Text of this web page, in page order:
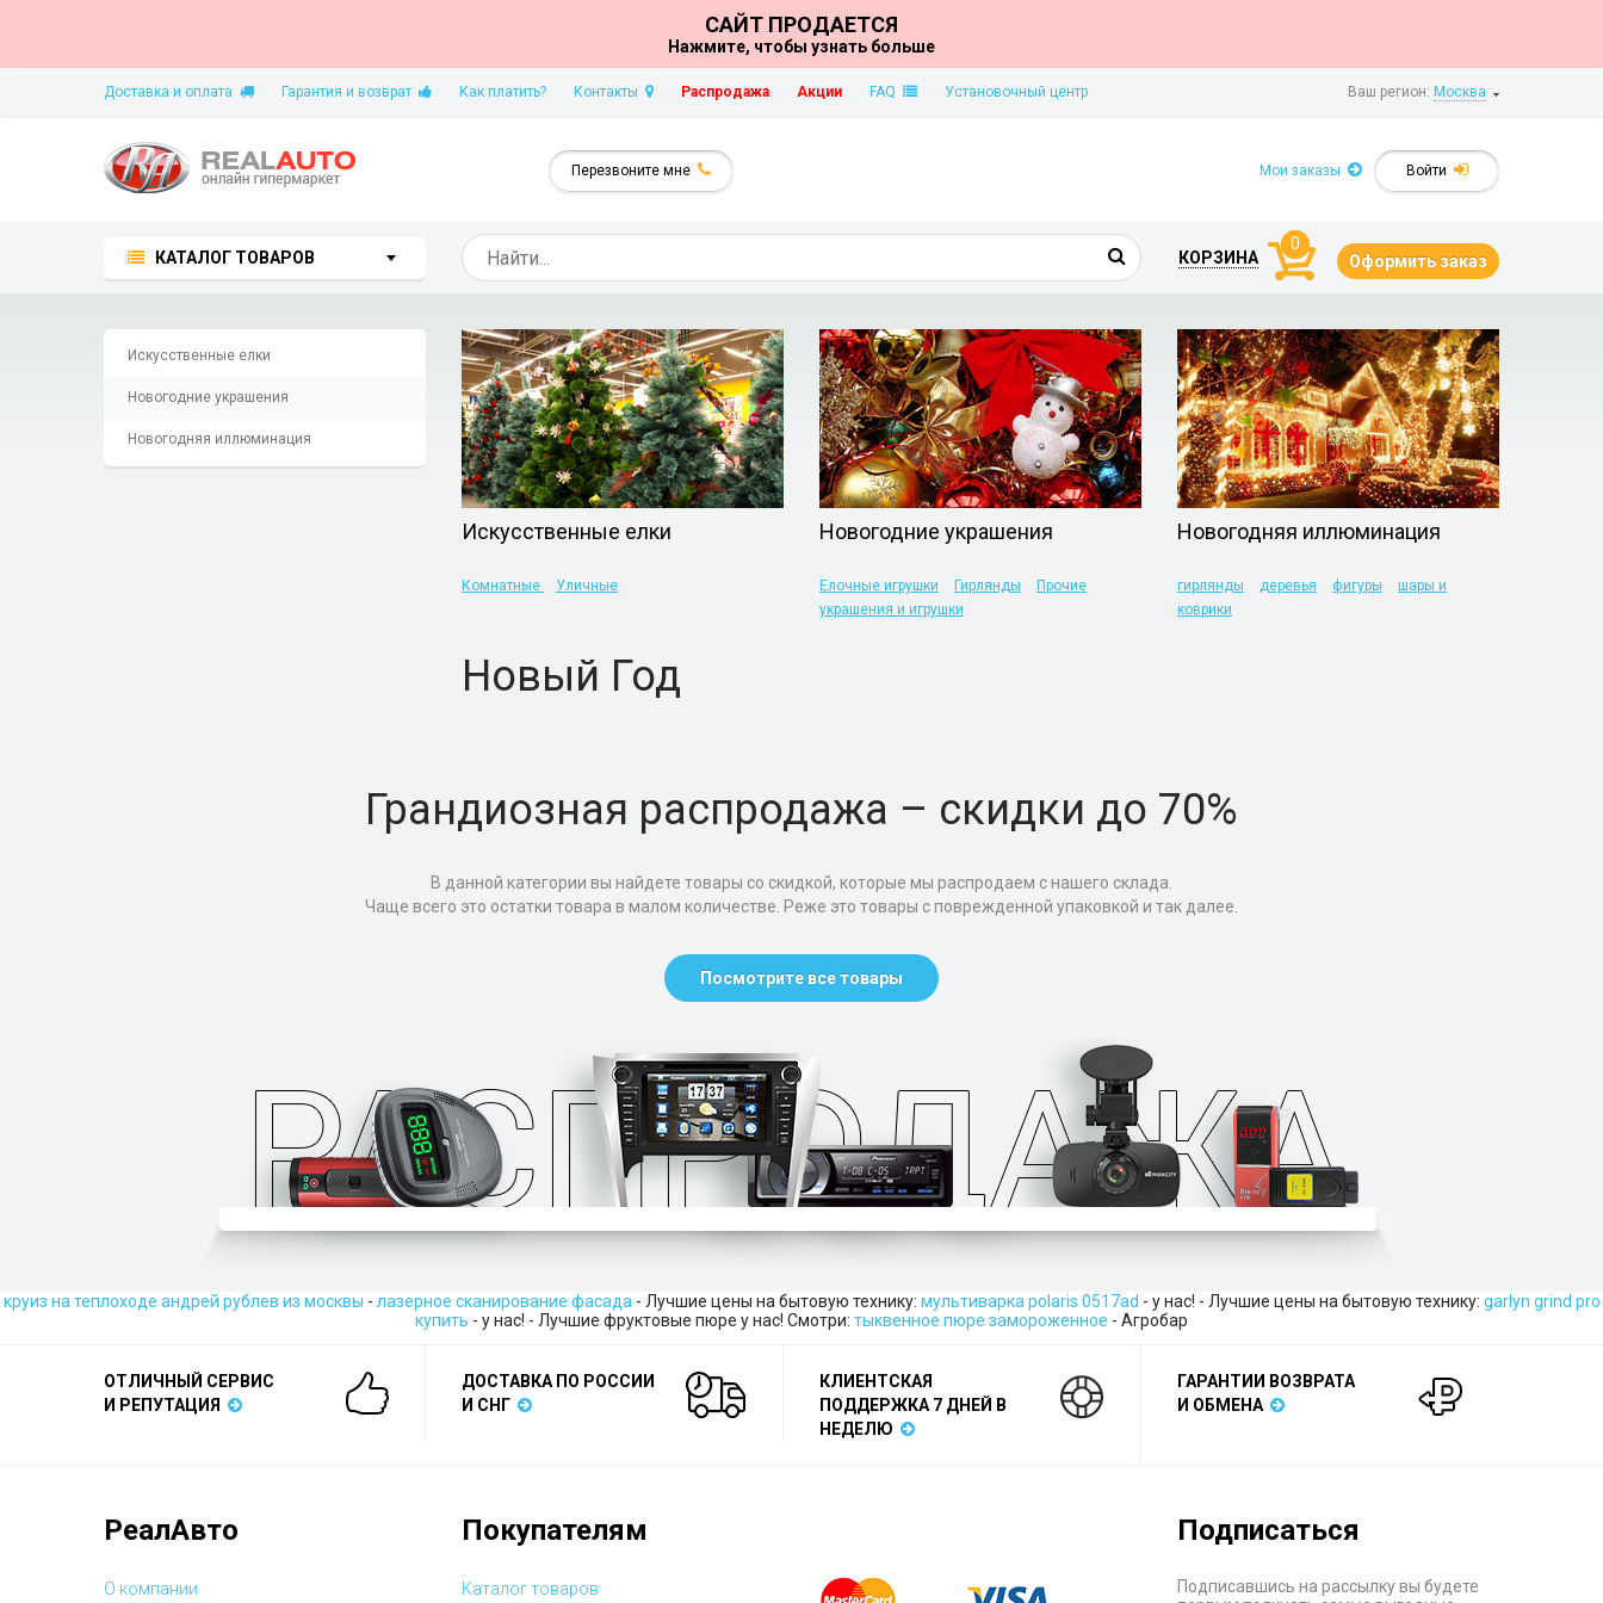
САЙТ ПРОДАЕТСЯ
Нажмите, чтобы узнать больше
Ваш регион: Москва
Доставка и оплата Гарантия и возврат Как платить? Контакты Распродажа Акции FAQ Установочный центр
Перезвоните мне Войти
Мои заказы
КАТАЛОГ ТОВАРОВ КОРЗИНА
0
Оформить заказ
Искусственные елки
Новогодние украшения
Новогодняя иллюминация
Искусственные елки
Комнатные Уличные
Новогодние украшения
Елочные игрушки Гирлянды
Прочие
украшения и игрушки
Новогодняя иллюминация
гирлянды деревья фигуры
шары и
коврики
Новый Год
Грандиозная распродажа – скидки до 70%
В данной категории вы найдете товары со скидкой, которые мы распродаем с нашего склада.
Чаще всего это остатки товара в малом количестве. Реже это товары с поврежденной упаковкой и так далее.
Посмотрите все товары
круиз на теплоходе андрей рублев из москвы - лазерное сканирование фасада - Лучшие цены на бытовую технику: мультиварка polaris 0517ad - у нас! - Лучшие цены на бытовую технику: garlyn grind pro
купить - у нас! - Лучшие фруктовые пюре у нас! Смотри: тыквенное пюре замороженное - Агробар
ОТЛИЧНЫЙ СЕРВИС
И РЕПУТАЦИЯ
ДОСТАВКА ПО РОССИИ
И СНГ
КЛИЕНТСКАЯ
ПОДДЕРЖКА 7 ДНЕЙ В
НЕДЕЛЮ
ГАРАНТИИ ВОЗВРАТА
И ОБМЕНА
РеалАвто
О компании
Покупателям
Каталог товаров
Подписаться
Подписавшись на рассылку вы будете